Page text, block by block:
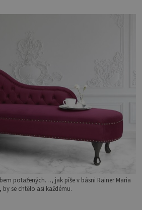
potažených…, jak píše v básni Rainer Maria
by se chtělo asi každému.